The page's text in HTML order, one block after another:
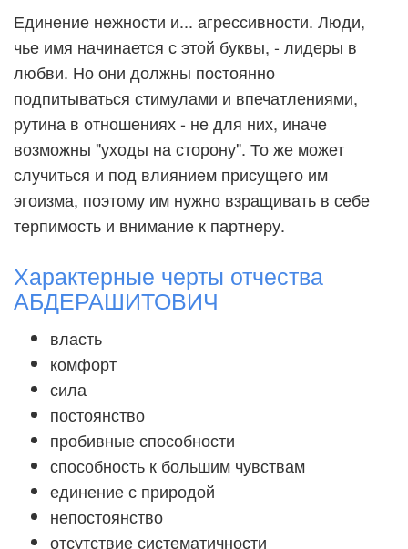
Единение нежности и... агрессивности. Люди,
чье имя начинается с этой буквы, - лидеры в
любви. Но они должны постоянно
подпитываться стимулами и впечатлениями,
рутина в отношениях - не для них, иначе
возможны "уходы на сторону". То же может
случиться и под влиянием присущего им
эгоизма, поэтому им нужно взращивать в себе
терпимость и внимание к партнеру.
Характерные черты отчества
АБДЕРАШИТОВИЧ
власть
комфорт
сила
постоянство
пробивные способности
способность к большим чувствам
единение с природой
непостоянство
отсутствие систематичности